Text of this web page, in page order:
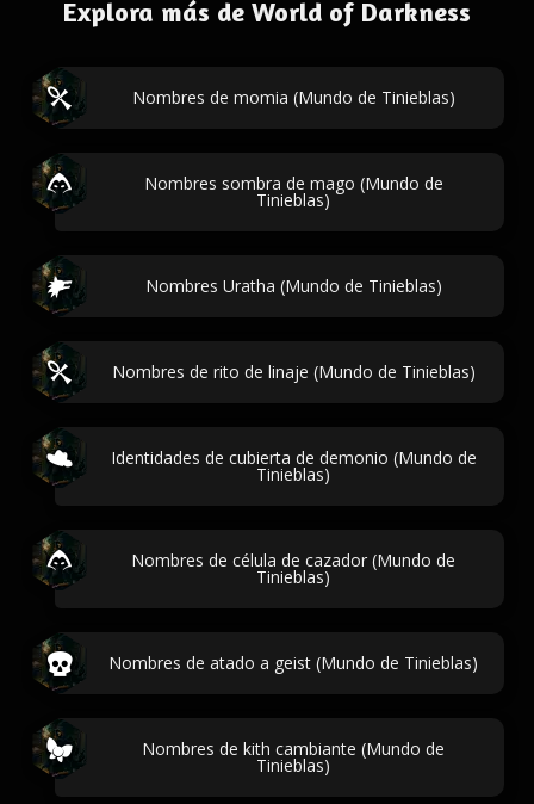
Explora más de World of Darkness
Nombres de momia (Mundo de Tinieblas)
Nombres sombra de mago (Mundo de
Tinieblas)
Nombres Uratha (Mundo de Tinieblas)
Nombres de rito de linaje (Mundo de Tinieblas)
Identidades de cubierta de demonio (Mundo de
Tinieblas)
Nombres de célula de cazador (Mundo de
Tinieblas)
Nombres de atado a geist (Mundo de Tinieblas)
Nombres de kith cambiante (Mundo de
Tinieblas)